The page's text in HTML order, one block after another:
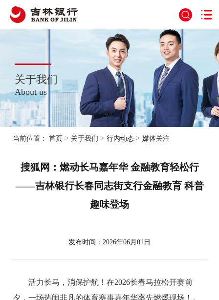
关于我们
About us
当前位置：首页 > 关于我们 >行内动态 >媒体关注
搜狐网：燃动长马嘉年华 金融教育轻松行
——吉林银行长春同志街支行金融教育 科普
趣味登场
发布时间：2026年06月01日
活力长马，消保护航！在2026长春马拉松开赛前
夕，一场热闹非凡的体育赛事嘉年华率先燃爆现场！。